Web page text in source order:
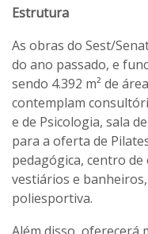
Estrutura
As obras do Sest/
do ano passado, e
sendo 4.392 m² de
contemplam
e de Psicologia, sala
para a oferta de
pedagógica, centro
vestiários e
poliesportiva.